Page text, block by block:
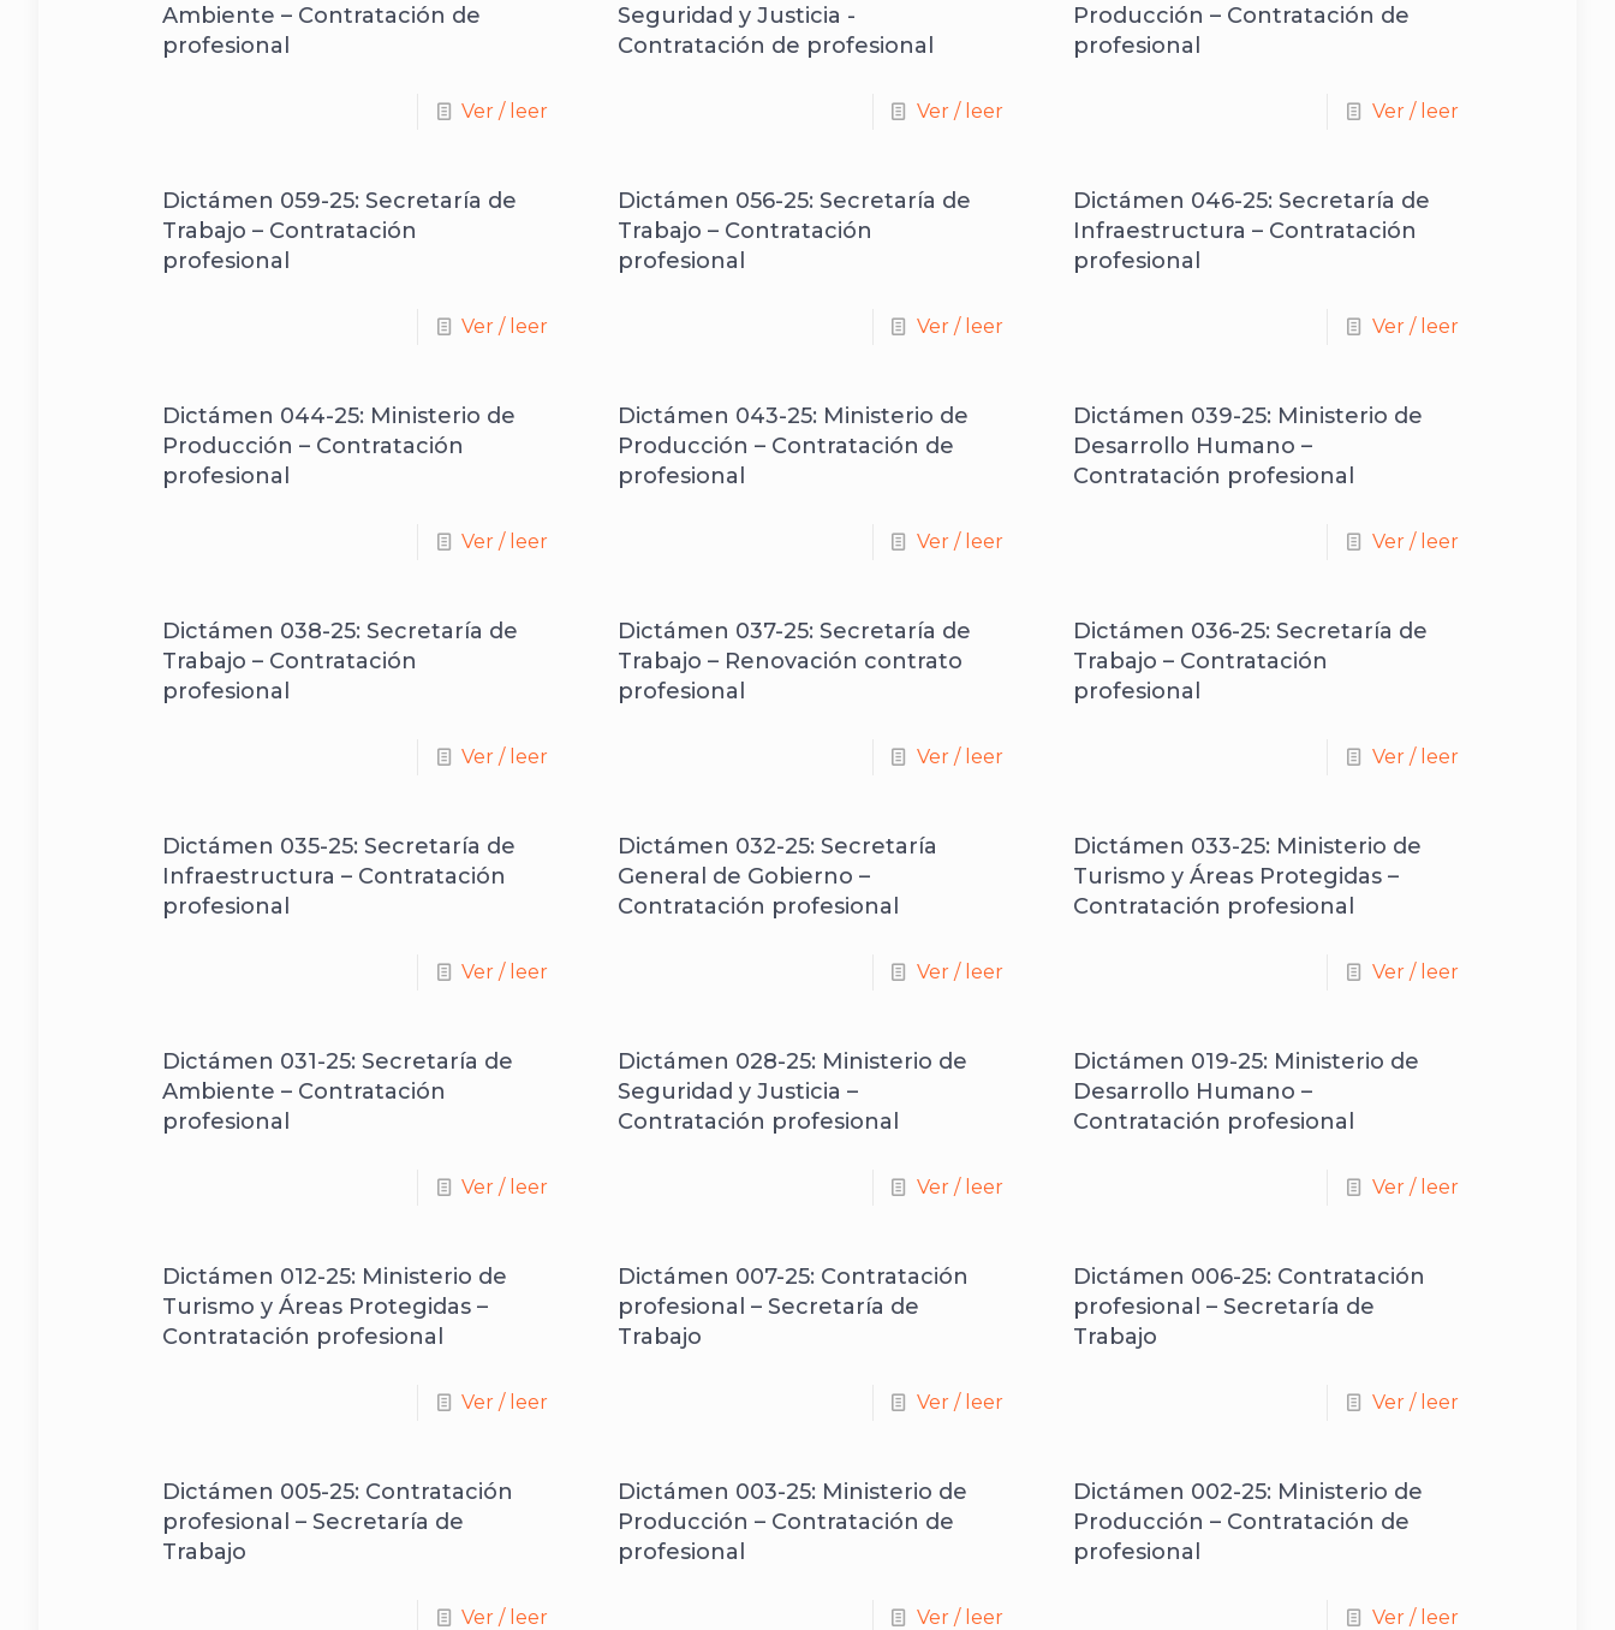
Ambiente – Contratación de
profesional
Ver / leer
Seguridad y Justicia -
Contratación de profesional
Ver / leer
Producción – Contratación de
profesional
Ver / leer
Dictámen 059-25: Secretaría de
Trabajo – Contratación
profesional
Ver / leer
Dictámen 056-25: Secretaría de
Trabajo – Contratación
profesional
Ver / leer
Dictámen 046-25: Secretaría de
Infraestructura – Contratación
profesional
Ver / leer
Dictámen 044-25: Ministerio de
Producción – Contratación
profesional
Ver / leer
Dictámen 043-25: Ministerio de
Producción – Contratación de
profesional
Ver / leer
Dictámen 039-25: Ministerio de
Desarrollo Humano –
Contratación profesional
Ver / leer
Dictámen 038-25: Secretaría de
Trabajo – Contratación
profesional
Ver / leer
Dictámen 037-25: Secretaría de
Trabajo – Renovación contrato
profesional
Ver / leer
Dictámen 036-25: Secretaría de
Trabajo – Contratación
profesional
Ver / leer
Dictámen 035-25: Secretaría de
Infraestructura – Contratación
profesional
Ver / leer
Dictámen 032-25: Secretaría
General de Gobierno –
Contratación profesional
Ver / leer
Dictámen 033-25: Ministerio de
Turismo y Áreas Protegidas –
Contratación profesional
Ver / leer
Dictámen 031-25: Secretaría de
Ambiente – Contratación
profesional
Ver / leer
Dictámen 028-25: Ministerio de
Seguridad y Justicia –
Contratación profesional
Ver / leer
Dictámen 019-25: Ministerio de
Desarrollo Humano –
Contratación profesional
Ver / leer
Dictámen 012-25: Ministerio de
Turismo y Áreas Protegidas –
Contratación profesional
Ver / leer
Dictámen 007-25: Contratación
profesional – Secretaría de
Trabajo
Ver / leer
Dictámen 006-25: Contratación
profesional – Secretaría de
Trabajo
Ver / leer
Dictámen 005-25: Contratación
profesional – Secretaría de
Trabajo
Ver / leer
Dictámen 003-25: Ministerio de
Producción – Contratación de
profesional
Ver / leer
Dictámen 002-25: Ministerio de
Producción – Contratación de
profesional
Ver / leer